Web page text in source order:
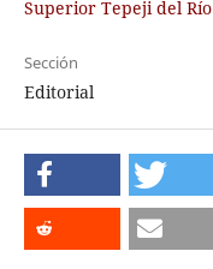
Superior Tepeji del Río
Sección
Editorial